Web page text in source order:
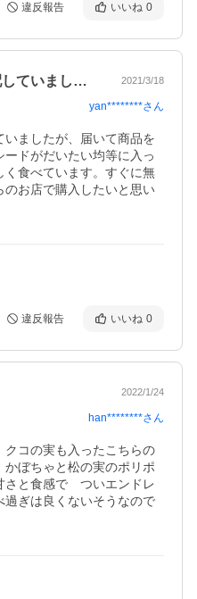
違反報告 いいね 0
量が多過ぎるかな？と心配していましたが… 2021/3/18
yan********さん
ましたが、届いて商品を
ドがだいたい均等に入っ
く食べています。すぐに無
のお店で購入したいと思い
違反報告 いいね 0
2022/1/24
han********さん
コの実も入ったこちらの
ぼちゃと松の実のポリポ
と食感で　ついエンドレ
過ぎは良くないそうなので